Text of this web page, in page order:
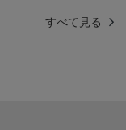
すべて見る